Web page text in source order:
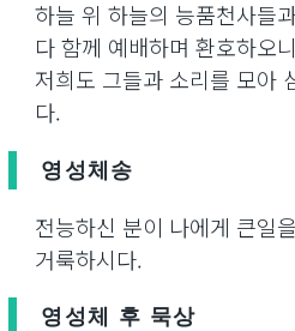
하늘 위 하늘의 능품천사들
다 함께 예배하며 환호하오니
저희도 그들과 소리를 모아
다.
영성체송
전능하신 분이 나에게 큰일
거룩하시다.
영성체 후 묵상